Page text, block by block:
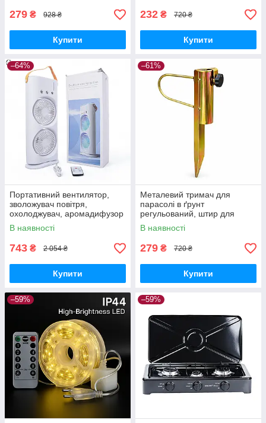
279 ₴ 928 ₴
Купити
232 ₴ 720 ₴
Купити
–64%
Портативний вентилятор,
зволожувач повітря,
охолоджувач, аромадифузор
FH-666
В наявності
743 ₴ 2 054 ₴
Купити
–61%
Металевий тримач для
парасолі в ґрунт
регульований, штир для
садової парасолі з
фіксатором
В наявності
279 ₴ 720 ₴
Купити
–59% –59%